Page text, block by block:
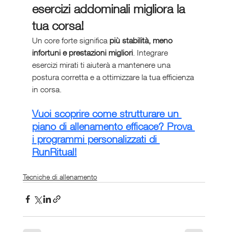
esercizi addominali migliora la
tua corsa!
Un core forte significa più stabilità, meno
infortuni e prestazioni migliori. Integrare
esercizi mirati ti aiuterà a mantenere una
postura corretta e a ottimizzare la tua efficienza
in corsa.
Vuoi scoprire come strutturare un
piano di allenamento efficace? Prova
i programmi personalizzati di
RunRitual!
Tecniche di allenamento